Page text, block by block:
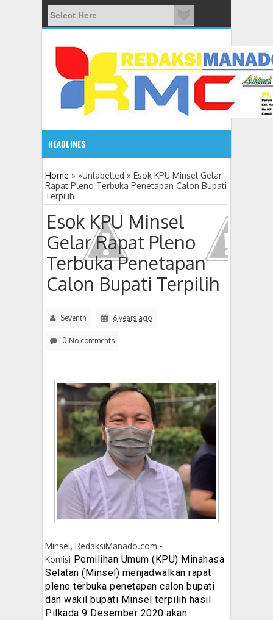
HEADLINES
Home » »Unlabelled » Esok KPU Minsel Gelar
Rapat Pleno Terbuka Penetapan Calon Bupati
Terpilih
Esok KPU Minsel
Gelar Rapat Pleno
Terbuka Penetapan
Calon Bupati Terpilih
Seventh 6 years ago
0 No comments
Minsel, RedaksiManado.com -
Komisi Pemilihan Umum (KPU) Minahasa
Selatan (Minsel) menjadwalkan rapat
pleno terbuka penetapan calon bupati
dan wakil bupati Minsel terpilih hasil
Pilkada 9 Desember 2020 akan